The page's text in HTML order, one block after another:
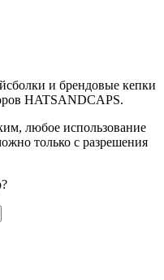
и брендовые кепки
HATSANDCAPS.
любое использование
только с разрешения